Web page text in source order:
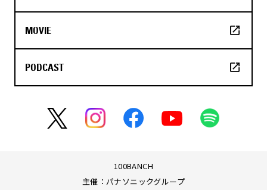
MOVIE
PODCAST
100BANCH
主催：パナソニックグループ